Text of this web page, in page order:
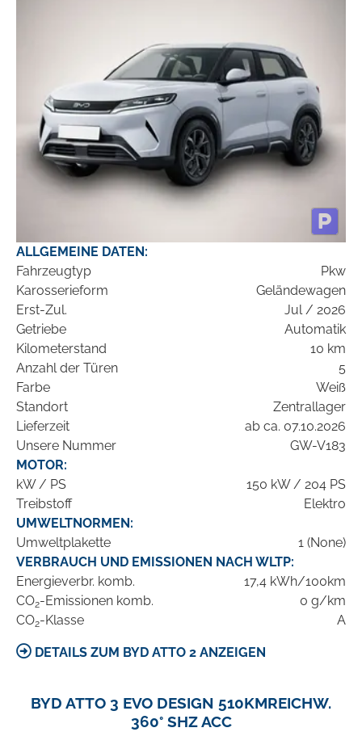
ALLGEMEINE DATEN:
Fahrzeugtyp
Pkw
Karosserieform
Geländewagen
Erst-Zul.
Jul / 2026
Getriebe
Automatik
Kilometerstand
10 km
Anzahl der Türen
5
Farbe
Weiß
Standort
Zentrallager
Lieferzeit
ab ca. 07.10.2026
Unsere Nummer
GW-V183
MOTOR:
kW / PS
150 kW / 204 PS
Treibstoff
Elektro
UMWELTNORMEN:
Umweltplakette
1 (None)
VERBRAUCH UND EMISSIONEN NACH WLTP:
Energieverbr. komb.
17,4 kWh/100km
CO2-Emissionen komb.
0 g/km
CO2-Klasse A
DETAILS ZUM BYD ATTO 2 ANZEIGEN
BYD ATTO 3 EVO DESIGN 510KMREICHW.
360° SHZ ACC